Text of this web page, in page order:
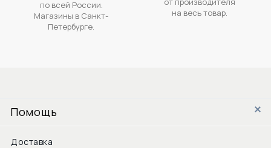
по всей России.
Магазины в Санкт-
Петербурге.
на весь товар.
Помощь
Доставка